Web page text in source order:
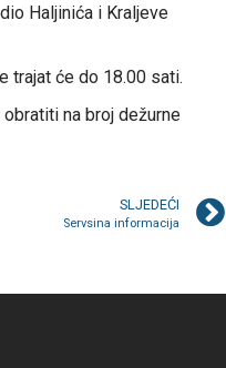
Haljinića i Kraljeve
trajat će do 18.00 sati.
na broj dežurne
SLJEDEĆI
Servsina informacija